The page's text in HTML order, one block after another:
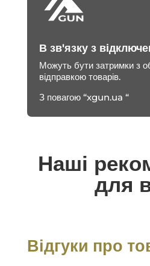
В зв'язку з
Можуть бути затримки з
відправкою товарів.
З повагою “xgun.ua “
Наші
для
Відгуки про